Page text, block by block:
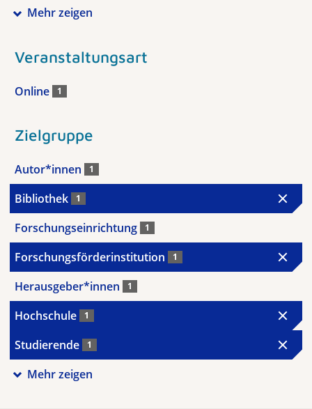
Mehr zeigen
Veranstaltungsart
Online 1
Zielgruppe
Autor*innen 1
Bibliothek 1
Forschungseinrichtung 1
Forschungsförderinstitution 1
Herausgeber*innen 1
Hochschule 1
Studierende 1
Mehr zeigen